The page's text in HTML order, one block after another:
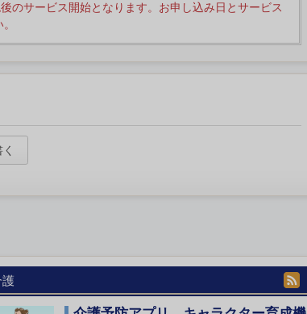
のサービス開始となります。お申し込み日とサービス